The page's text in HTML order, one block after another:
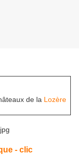
de la Lozère
- clic